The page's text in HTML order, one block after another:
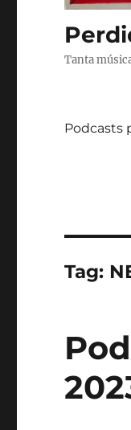
Tanta
Podcasts
Tag: